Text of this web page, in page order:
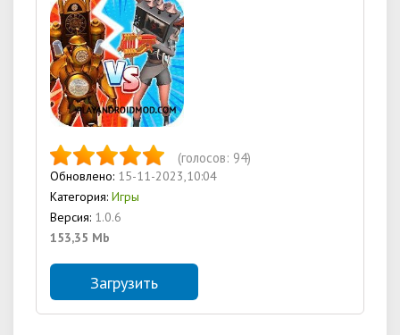
(голосов: 94)
Обновлено: 15-11-2023,10:04
Категория: Игры
Версия: 1.0.6
153,35 Mb
Загрузить